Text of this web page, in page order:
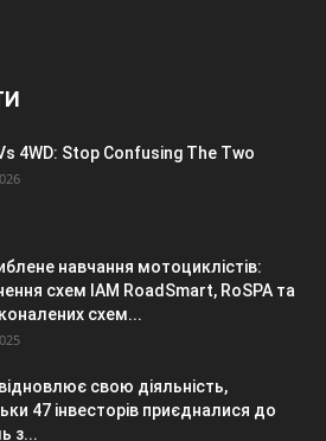
4WD: Stop Confusing The Two
навчання мотоциклістів:
схем IAM RoadSmart, RoSPA та
схем...
свою діяльність,
47 інвесторів приєдналися до
з...